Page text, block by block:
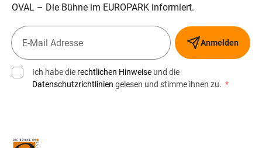
OVAL – Die Bühne im EUROPARK informiert.
Anmelden
Ich habe die rechtlichen Hinweise und die
Datenschutzrichtlinien gelesen und stimme ihnen zu. *